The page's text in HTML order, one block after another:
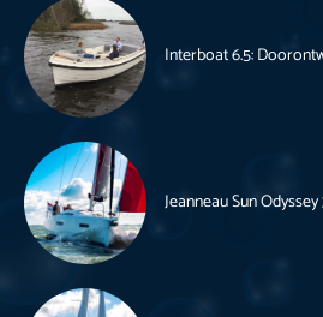
Interboat 6.5:
Jeanneau Sun